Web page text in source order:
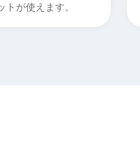
が使えます。